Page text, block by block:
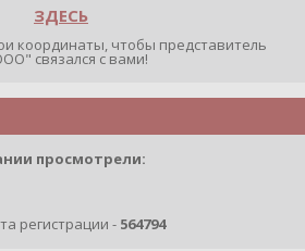
ЗДЕСЬ
координаты, чтобы представитель
связался с вами!
просмотрели:
регистрации - 564794